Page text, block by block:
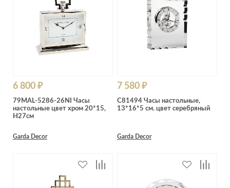
6 800 ₽
79MAL-5286-26NI Часы
настольные цвет хром 20*15,
H27см
Garda Decor
7 580 ₽
C81494 Часы настольные,
13*16*5 см. цвет серебряный
Garda Decor